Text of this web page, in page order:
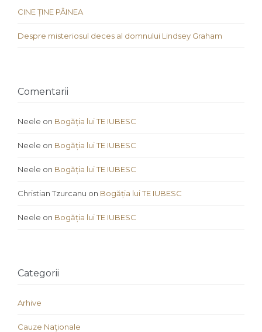
CINE ȚINE PÂINEA
Despre misteriosul deces al domnului Lindsey Graham
Comentarii
Neele on Bogăția lui TE IUBESC
Neele on Bogăția lui TE IUBESC
Neele on Bogăția lui TE IUBESC
Christian Tzurcanu on Bogăția lui TE IUBESC
Neele on Bogăția lui TE IUBESC
Categorii
Arhive
Cauze Naţionale